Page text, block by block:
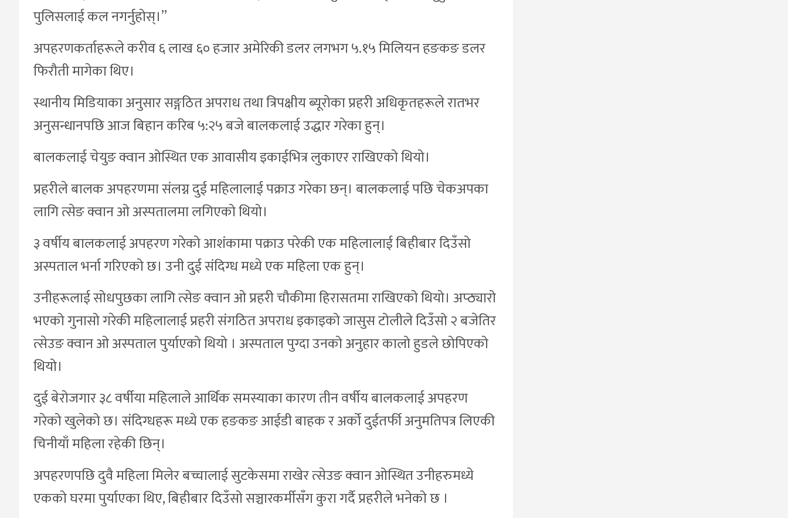
पुलिसलाई कल नगर्नुहोस्।”
अपहरणकर्ताहरूले करीव ६ लाख ६० हजार अमेरिकी डलर लगभग ५.१५ मिलियन हङकङ डलर
फिरौती मागेका थिए।
स्थानीय मिडियाका अनुसार सङ्गठित अपराध तथा त्रिपक्षीय ब्यूरोका प्रहरी अधिकृतहरूले रातभर
अनुसन्धानपछि आज बिहान करिब ५:२५ बजे बालकलाई उद्धार गरेका हुन्।
बालकलाई चेयुङ क्वान ओस्थित एक आवासीय इकाईभित्र लुकाएर राखिएको थियो।
प्रहरीले बालक अपहरणमा संलग्न दुई महिलालाई पक्राउ गरेका छन्। बालकलाई पछि चेकअपका
लागि त्सेङ क्वान ओ अस्पतालमा लगिएको थियो।
३ वर्षीय बालकलाई अपहरण गरेको आशंकामा पक्राउ परेकी एक महिलालाई बिहीबार दिउँसो
अस्पताल भर्ना गरिएको छ। उनी दुई संदिग्ध मध्ये एक महिला एक हुन्।
उनीहरूलाई सोधपुछका लागि त्सेङ क्वान ओ प्रहरी चौकीमा हिरासतमा राखिएको थियो। अप्ठ्यारो
भएको गुनासो गरेकी महिलालाई प्रहरी संगठित अपराध इकाइको जासुस टोलीले दिउँसो २ बजेतिर
त्सेउङ क्वान ओ अस्पताल पुर्याएको थियो । अस्पताल पुग्दा उनको अनुहार कालो हुडले छोपिएको
थियो।
दुई बेरोजगार ३८ वर्षीया महिलाले आर्थिक समस्याका कारण तीन वर्षीय बालकलाई अपहरण
गरेको खुलेको छ। संदिग्धहरू मध्ये एक हङकङ आईडी बाहक र अर्को दुईतर्फी अनुमतिपत्र लिएकी
चिनीयाँ महिला रहेकी छिन्।
अपहरणपछि दुवै महिला मिलेर बच्चालाई सुटकेसमा राखेर त्सेउङ क्वान ओस्थित उनीहरुमध्ये
एकको घरमा पुर्याएका थिए, बिहीबार दिउँसो सञ्चारकर्मीसँग कुरा गर्दै प्रहरीले भनेको छ ।